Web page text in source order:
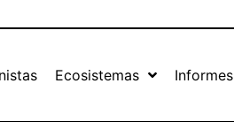
Ecosistemas Informes